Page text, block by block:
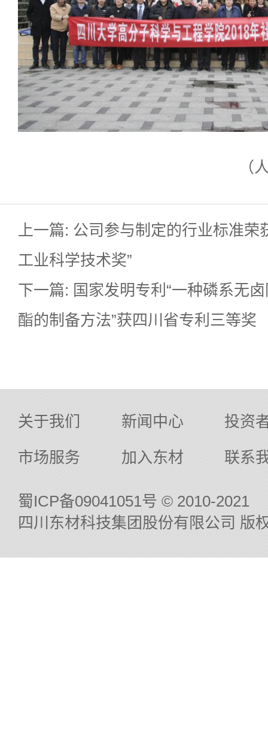
（
上一篇: 公司参与制定的行业标准荣
工业科学技术奖”
下一篇: 国家发明专利“一种磷系无
酯的制备方法”获四川省专利三等奖
关于我们 新闻中心
投资
市场服务
加入东材 联系
蜀ICP备09041051号 © 2010-2021
四川东材科技集团股份有限公司 版